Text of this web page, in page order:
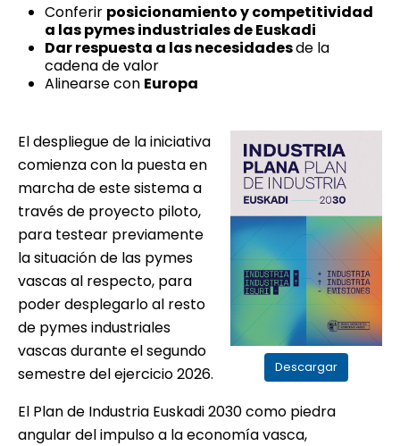
Conferir posicionamiento y competitividad
a las pymes industriales de Euskadi
Dar respuesta a las necesidadesde la
cadena de valor
Alinearse con Europa
Descargar
El despliegue de la iniciativa
comienza con la puesta en
marcha de este sistema a
través de proyecto piloto,
para testear previamente
la situación de las pymes
vascas al respecto, para
poder desplegarlo al resto
de pymes industriales
vascas durante el segundo
semestre del ejercicio 2026.
El Plan de Industria Euskadi 2030 como piedra
angular del impulso a la economía vasca,